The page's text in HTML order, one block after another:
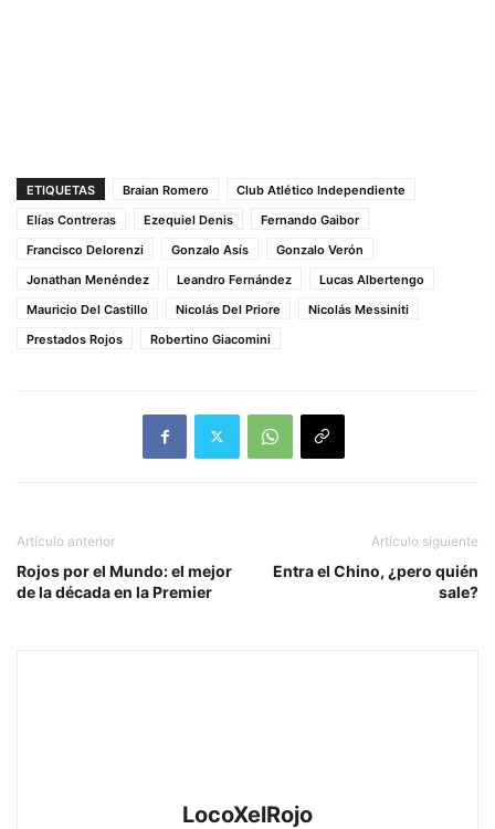
ETIQUETAS Braian Romero
Club Atlético Independiente
Elías Contreras
Ezequiel Denis
Fernando Gaibor
Francisco Delorenzi
Gonzalo Asís
Gonzalo Verón
Jonathan Menéndez
Leandro Fernández
Lucas Albertengo
Mauricio Del Castillo
Nicolás Del Priore
Nicolás Messiniti
Prestados Rojos
Robertino Giacomini
Artículo anterior
Rojos por el Mundo: el mejor
de la década en la Premier
Artículo siguiente
Entra el Chino, ¿pero quién
sale?
LocoXelRojo